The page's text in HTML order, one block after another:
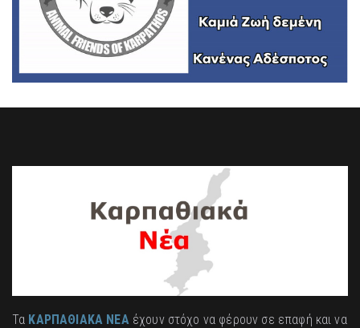
Τα ΚΑΡΠΑΘΙΑΚΑ ΝΕΑέχουν στόχο να φέρουν σε επαφή και να